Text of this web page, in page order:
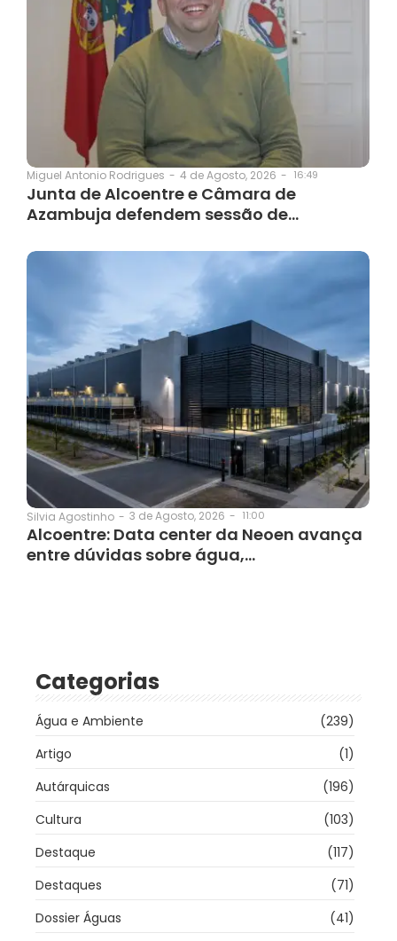
Miguel Antonio Rodrigues - 4 de Agosto, 2026 - 16:49
Junta de Alcoentre e Câmara de
Azambuja defendem sessão de…
Silvia Agostinho - 3 de Agosto, 2026 - 11:00
Alcoentre: Data center da Neoen avança
entre dúvidas sobre água,…
Categorias
Água e Ambiente
(239)
Artigo
(1)
Autárquicas
(196)
Cultura
(103)
Destaque
(117)
Destaques
(71)
Dossier Águas
(41)